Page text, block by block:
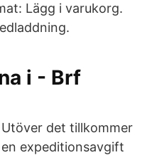
Lägg i varukorg.
i - Brf
Utöver det tillkommer
en expeditionsavgift